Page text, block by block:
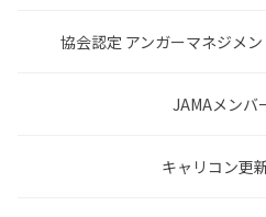
協会認定 アンガーマネジメ
JAMAメンバ
キャリコン更